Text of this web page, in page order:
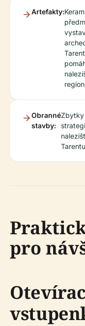
Artefakty:
Obranné
stavby:
Zbytky
pro